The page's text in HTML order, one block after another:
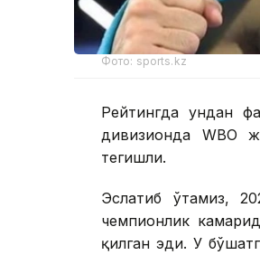
Фото: sports.kz
Рейтингда ундан
дивизионда WBО
тегишли.
Эслатиб ўтамиз,
чемпионлик
қилган эди. У